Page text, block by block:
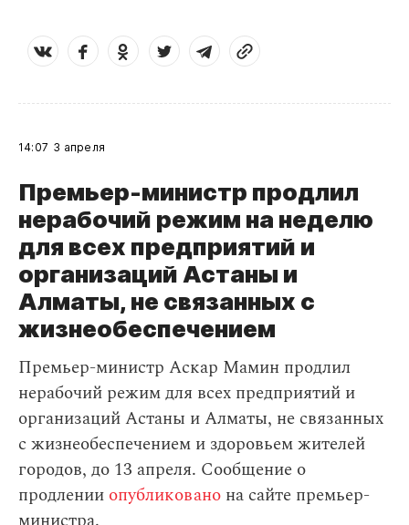
14:07 3 апреля
Премьер-министр продлил
нерабочий режим на неделю
для всех предприятий и
организаций Астаны и
Алматы, не связанных с
жизнеобеспечением
Премьер-министр Аскар Мамин продлил
нерабочий режим для всех предприятий и
организаций Астаны и Алматы, не связанных
с жизнеобеспечением и здоровьем жителей
городов, до 13 апреля. Сообщение о
продлении опубликовано на сайте премьер-